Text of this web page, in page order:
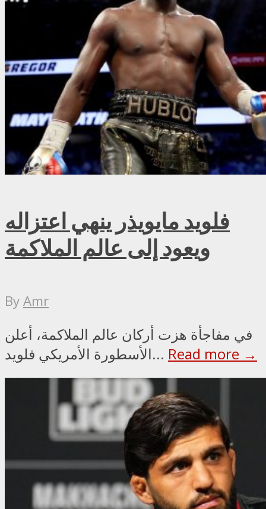
فلويد مايويذر ينهي اعتزاله
ويعود إلى عالم الملاكمة
ByAmr
في مفاجأة هزت أركان عالم الملاكمة، أعلن
الأسطورة الأمريكي فلويد... Read more →